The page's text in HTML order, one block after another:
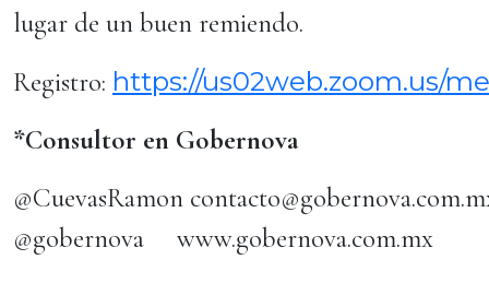
lugar de un buen remiendo.
Registro: https://us02web.zoom.us/
*Consultor en Gobernova
@CuevasRamon
@gobernova www.gobernova.com.mx